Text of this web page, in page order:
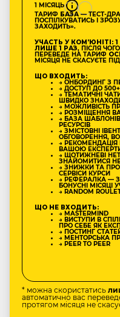
1 МІСЯЦЬ
ТАРИФ БАЗА— ТЕСТ-
ПОСПІЛКУВАТИСЬ І
ЗАХОДИТЬ».
УЧАСТЬ У КОМʼЮНІТІ:
ЛИШЕ 1 РАЗ, ПІСЛЯ
ПЕРЕВЕДЕ НА ТАРИФ
МІСЯЦЯ НЕ СКАСУЄТЕ
ЩО ВХОДИТЬ:
→ ОНБОРДИНГ З
→ ДОСТУП ДО 500+
→ ТЕМАТИЧНІ
ШВИДКО
→ МОЖЛИВІСТЬ
→ РОЗМІЩЕННЯ
→ БАЗА
РЕСУРСІВ
→ ЗМІСТОВНІ
ОБГОВОРЕННЯ,
→
ВАШОЮ
→ ЩОТИЖНЕВІ
ЗНАЙОМИТИСЯ
→ ЗНИЖКИ ТА
СЕРВІСИ КУРСИ
→ РЕФЕРАЛКА —
БОНУСНІ МІСЯЦІ
→ RANDOM
ЩО НЕ ВХОДИТЬ:
→ MASTERMIND
→ ВИСТУПИ В
ПРО СЕБЕ ЯК
→ ПОСТИНГ
→ МЕНТОРСЬКА
→ PEER TO PEER
* можна скористатись
автоматично вас
протягом місяця не